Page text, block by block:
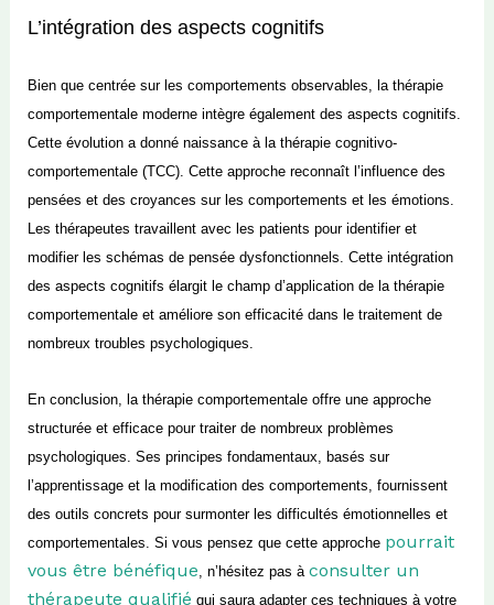
L’intégration des aspects cognitifs
Bien que centrée sur les comportements observables, la thérapie
comportementale moderne intègre également des aspects cognitifs.
Cette évolution a donné naissance à la thérapie cognitivo-
comportementale (TCC). Cette approche reconnaît l’influence des
pensées et des croyances sur les comportements et les émotions.
Les thérapeutes travaillent avec les patients pour identifier et
modifier les schémas de pensée dysfonctionnels. Cette intégration
des aspects cognitifs élargit le champ d’application de la thérapie
comportementale et améliore son efficacité dans le traitement de
nombreux troubles psychologiques.
En conclusion, la thérapie comportementale offre une approche
structurée et efficace pour traiter de nombreuxproblèmes
psychologiques. Ses principes fondamentaux, basés sur
l’apprentissage et la modification des comportements, fournissent
des outils concrets pour surmonter les difficultés émotionnelles et
comportementales. Si vous pensez que cette approche pourrait
vous être bénéfique, n’hésitez pas à consulter un
thérapeute qualifié qui saura adapter ces techniques à votre